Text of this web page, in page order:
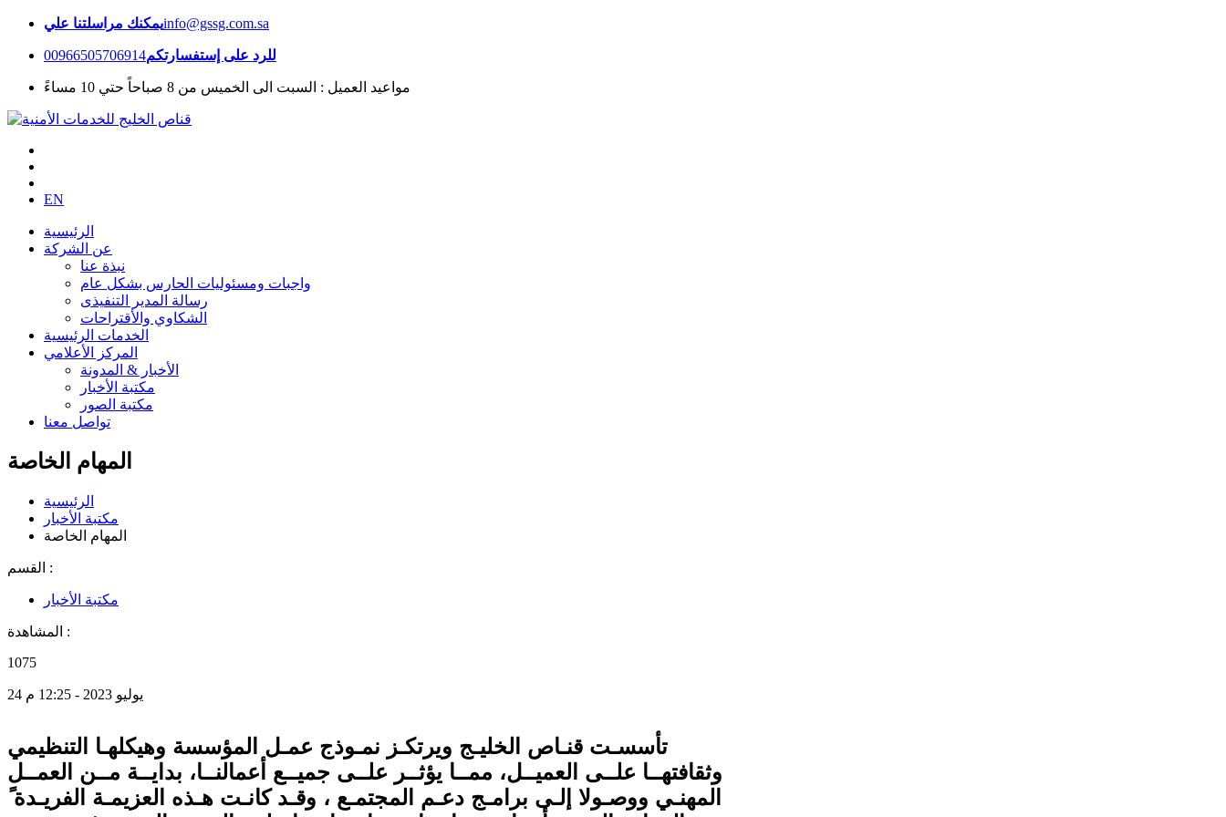
يمكنك مراسلتنا عليinfo@gssg.com.sa
للرد على إستفسارتكم00966505706914
مواعيد العميل : السبت الى الخميس من 8 صباحاً حتي 10 مساءً
EN
الرئيسية
عن الشركة
نبذة عنا
واجبات ومسئوليات الحارس بشكل عام
رسالة المدير التنفيذى
الشكاوي والأقتراحات
الخدمات الرئيسية
المركز الأعلامي
الأخبار & المدونة
مكتبة الأخبار
مكتبة الصور
تواصل معنا
المهام الخاصة
الرئيسية
مكتبة الأخبار
المهام الخاصة
القسم :
مكتبة الأخبار
المشاهدة :
1075
24 يوليو 2023 - 12:25 م
تأسسـت قنـاص الخليـج ويرتكـز نمـوذج عمـل المؤسسة وهيكلهـا التنظيمي
وثقافتهــا علــى العميــل، ممــا يؤثــر علــى جميــع أعمالنــا، بدايــة مــن العمــل
ً المهنـي ووصـولا إلـى برامـج دعـم المجتمـع ، وقـد كانـت هـذه العزيمـة الفريـدة